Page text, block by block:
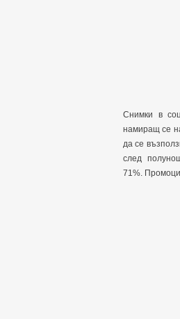
Снимки в
намиращ се
да се
след
71%.